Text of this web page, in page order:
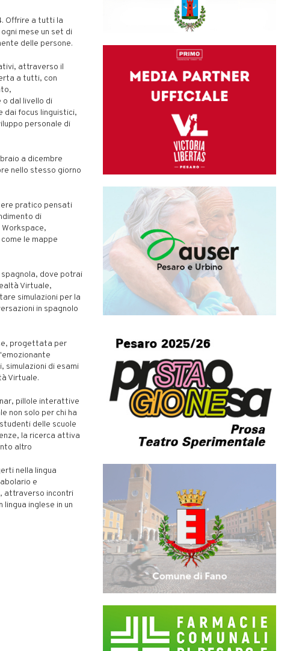
Offrire a tutti la
mese un set di
delle persone.
attraverso il
a tutti, con
dal livello di
dai focus linguistici,
personale di
a dicembre
nello stesso giorno
pratico pensati
di
le mappe
dove potrai
Virtuale,
simulazioni per la
in spagnolo
progettata per
simulazioni di esami
Virtuale.
pillole interattive
non solo per chi ha
delle scuole
la ricerca attiva
altro
nella lingua
e
attraverso incontri
inglese in un